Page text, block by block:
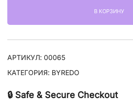
Ghost
В КОРЗИНУ
АРТИКУЛ: 00065
КАТЕГОРИЯ: BYREDO
🔒 Safe & Secure Checkout